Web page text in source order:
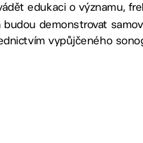
edukaci o významu,
demonstrovat
vypůjčeného